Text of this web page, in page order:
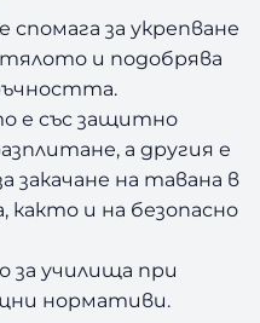
за укрепване
и подобрява
е със защитно
а другия е
закачане на тавана в
както и на безопасно
за училища при
нормативи.